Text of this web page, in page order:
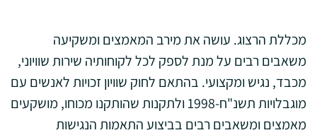
מכללת הרצוג. עושה את מירב המאמצים ומשקיעה
משאבים רבים על מנת לספק לכל לקוחותיה שירות שוויוני,
מכבד, נגיש ומקצועי. בהתאם לחוק שוויון זכויות לאנשים עם
מוגבלויות תשנ"ח-1998 ולתקנות שהותקנו מכוחו, מושקעים
מאמצים ומשאבים רבים בביצוע התאמות הנגישות